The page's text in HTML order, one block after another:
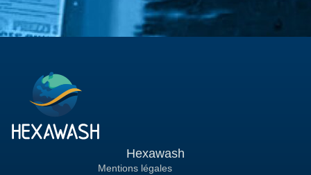
Hexawash
Mentions légales